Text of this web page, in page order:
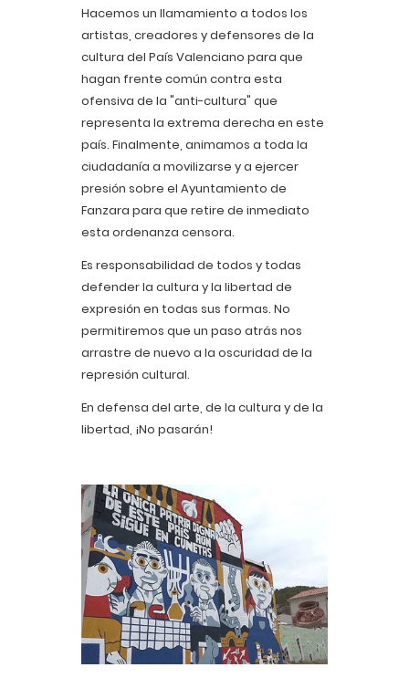
Hacemos un llamamiento a todos los
artistas, creadores y defensores de la
cultura del País Valenciano para que
hagan frente común contra esta
ofensiva de la "anti-cultura" que
representa la extrema derecha en este
país. Finalmente, animamos a toda la
ciudadanía a movilizarse y a ejercer
presión sobre el Ayuntamiento de
Fanzara para que retire de inmediato
esta ordenanza censora.
Es responsabilidad de todos y todas
defender la cultura y la libertad de
expresión en todas sus formas. No
permitiremos que un paso atrás nos
arrastre de nuevo a la oscuridad de la
represión cultural.
En defensa del arte, de la cultura y de la
libertad, ¡No pasarán!